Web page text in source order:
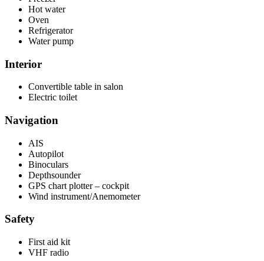
Hot water
Oven
Refrigerator
Water pump
Interior
Convertible table in salon
Electric toilet
Navigation
AIS
Autopilot
Binoculars
Depthsounder
GPS chart plotter – cockpit
Wind instrument/Anemometer
Safety
First aid kit
VHF radio